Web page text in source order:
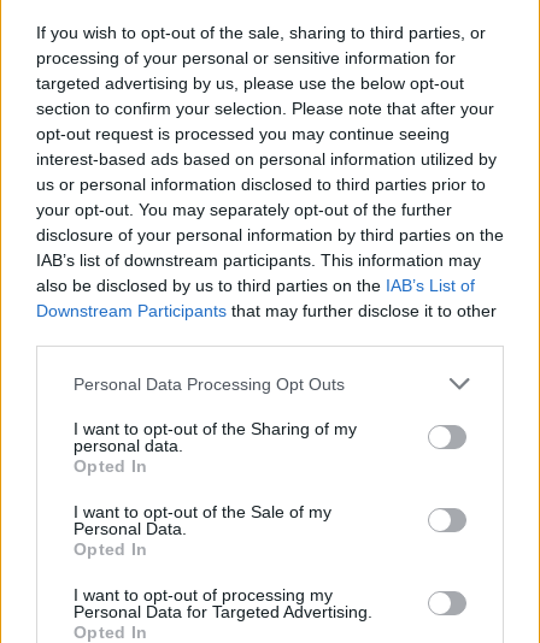
If you wish to opt-out of the sale, sharing to third parties, or
processing of your personal or sensitive information for
targeted advertising by us, please use the below opt-out
section to confirm your selection. Please note that after your
opt-out request is processed you may continue seeing
interest-based ads based on personal information utilized by
us or personal information disclosed to third parties prior to
your opt-out. You may separately opt-out of the further
disclosure of your personal information by third parties on the
IAB’s list of downstream participants. This information may
also be disclosed by us to third parties on the IAB’s List of
Downstream Participants that may further disclose it to other
Personal Data Processing Opt Outs
I want to opt-out of the Sharing of my
personal data.
Opted In
I want to opt-out of the Sale of my
Personal Data.
Opted In
I want to opt-out of processing my
Personal Data for Targeted Advertising.
Opted In